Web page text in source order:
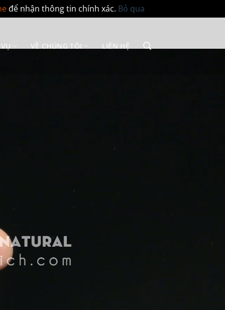
để nhận thông tin chính xác. Bỏ qua
VỀ CHÚNG TÔI LIÊN HỆ